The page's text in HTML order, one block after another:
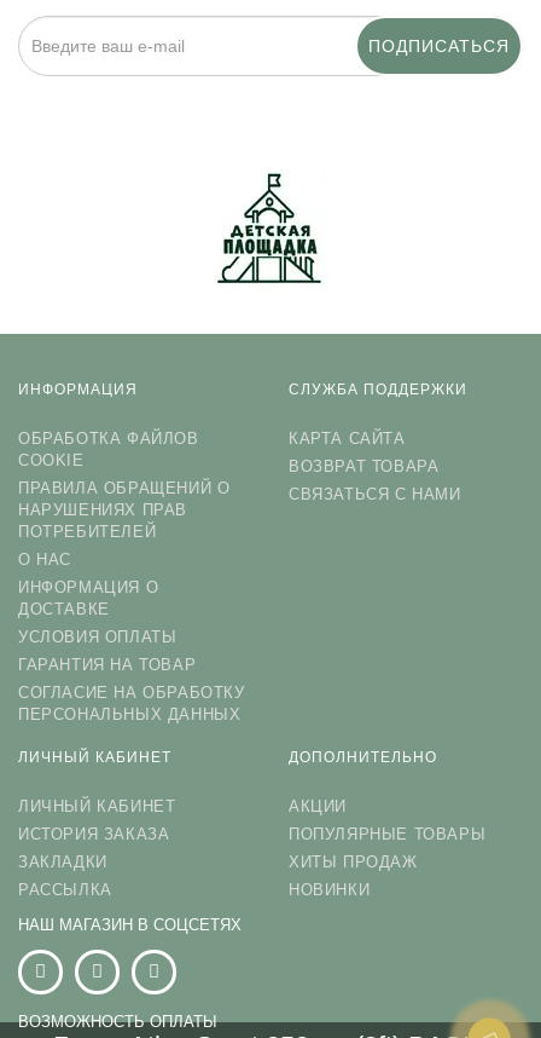
ПОДПИСАТЬСЯ
ИНФОРМАЦИЯ
ОБРАБОТКА ФАЙЛОВ
COOKIE
ПРАВИЛА ОБРАЩЕНИЙ О
НАРУШЕНИЯХ ПРАВ
ПОТРЕБИТЕЛЕЙ
О НАС
ИНФОРМАЦИЯ О
ДОСТАВКЕ
УСЛОВИЯ ОПЛАТЫ
ГАРАНТИЯ НА ТОВАР
СОГЛАСИЕ НА ОБРАБОТКУ
ПЕРСОНАЛЬНЫХ ДАННЫХ
СЛУЖБА ПОДДЕРЖКИ
КАРТА САЙТА
ВОЗВРАТ ТОВАРА
СВЯЗАТЬСЯ С НАМИ
ЛИЧНЫЙ КАБИНЕТ
ЛИЧНЫЙ КАБИНЕТ
ИСТОРИЯ ЗАКАЗА
ЗАКЛАДКИ
РАССЫЛКА
ДОПОЛНИТЕЛЬНО
АКЦИИ
ПОПУЛЯРНЫЕ ТОВАРЫ
ХИТЫ ПРОДАЖ
НОВИНКИ
НАШ МАГАЗИН В СОЦСЕТЯХ
ВОЗМОЖНОСТЬ ОПЛАТЫ